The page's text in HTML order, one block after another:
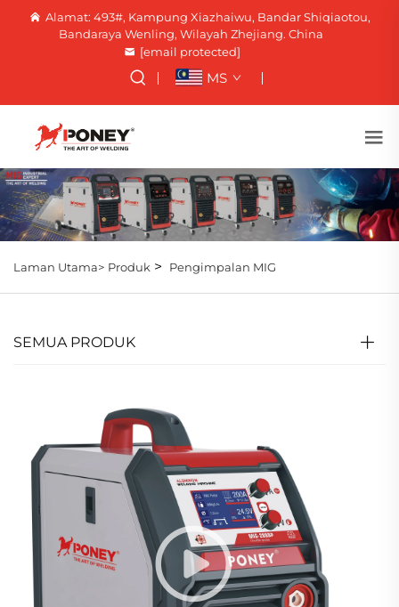
Alamat: 493#, Kampung Xiazhaiwu, Bandar Shiqiaotou,
Bandaraya Wenling, Wilayah Zhejiang. China
[email protected]
MS
Laman Utama> Produk > Pengimpalan MIG
SEMUA PRODUK